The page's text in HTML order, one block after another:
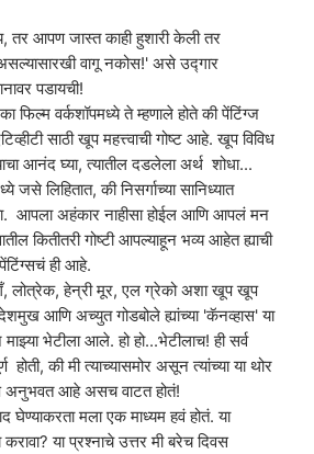
तर आपण जास्त काही हुशारी केली तर
वागू नकोस!' असे उद्गार
पडायची!
फिल्म वर्कशॉपमध्ये ते म्हणाले होते की पेंटिंग्ज
साठी खूप महत्त्वाची गोष्ट आहे. खूप विविध
आनंद घ्या, त्यातील दडलेला अर्थ शोधा...
जसे लिहितात, की निसर्गाच्या सानिध्यात
आपला अहंकार नाहीसा होईल आणि आपलं मन
कितीतरी गोष्टी आपल्याहून भव्य आहेत ह्याची
ही आहे.
लोत्रेक, हेन्री मूर, एल ग्रेको अशा खूप खूप
आणि अच्युत गोडबोले ह्यांच्या 'कॅनव्हास' या
भेटीला आले. हो हो...भेटीलाच! ही सर्व
होती, की मी त्याच्यासमोर असून त्यांच्या या थोर
अनुभवत आहे असच वाटत होतं!
घेण्याकरता मला एक माध्यम हवं होतं. या
या प्रश्नाचे उत्तर मी बरेच दिवस